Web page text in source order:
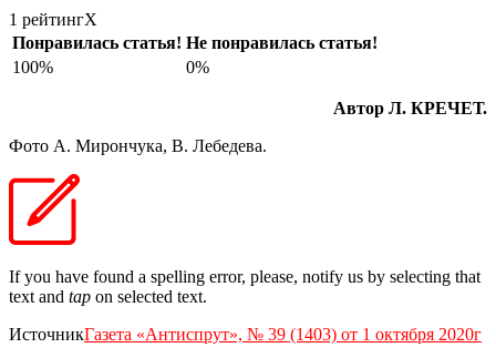
1 рейтингX
Понравилась статья! Не понравилась статья!
100%
0%
Автор Л. КРЕЧЕТ.
Фото А. Мирончука, В. Лебедева.
If you have found a spelling error, please, notify us by selecting that
text and tap on selected text.
ИсточникГазета «Антиспрут», № 39 (1403) от 1 октября 2020г